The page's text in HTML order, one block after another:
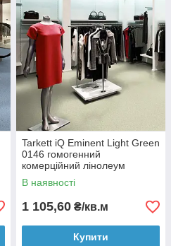
Tarkett iQ Eminent Light Green
0146 гомогенний
комерційний лінолеум
В наявності
1 105,60 ₴/кв.м
Купити